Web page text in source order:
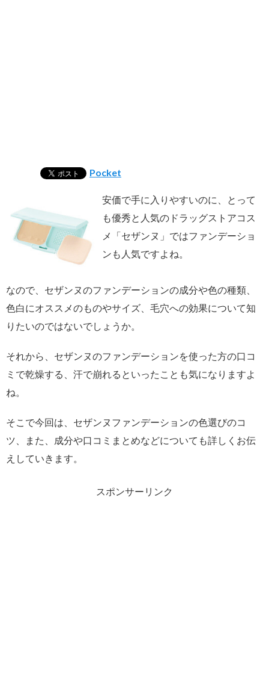
Pocket
安価で手に入りやすいのに、とって
も優秀と人気のドラッグストアコス
メ「セザンヌ」ではファンデーショ
ンも人気ですよね。
なので、セザンヌのファンデーションの成分や色の種類、
色白にオススメのものやサイズ、毛穴への効果について知
りたいのではないでしょうか。
それから、セザンヌのファンデーションを使った方の口コ
ミで乾燥する、汗で崩れるといったことも気になりますよ
ね。
そこで今回は、セザンヌファンデーションの色選びのコ
ツ、また、成分や口コミまとめなどについても詳しくお伝
えしていきます。
スポンサーリンク